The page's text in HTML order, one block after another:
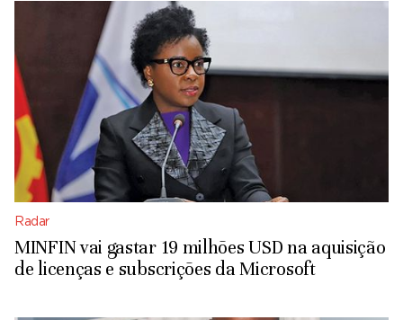
Radar
MINFIN vai gastar 19 milhões USD na aquisição
de licenças e subscrições da Microsoft